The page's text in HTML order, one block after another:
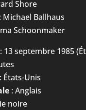
Shore
: Michael Ballhaus
Schoonmaker
: 13 septembre 1985
: États-Unis
: Anglais
noire